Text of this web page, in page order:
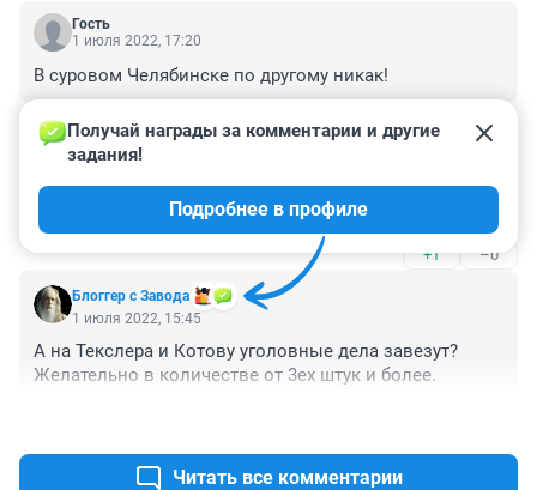
Гость
1 июля 2022, 17:20
В суровом Челябинске по другому никак!
Гость
+1 –0
Блоггер с Завода
Получай награды за комментарии и другие
задания!
Подробнее в профиле
1 июля 2022, 15:45
А на Текслера и Котову уголовные дела завезут?
Желательно в количестве от 3ех штук и более.
Читать все комментарии